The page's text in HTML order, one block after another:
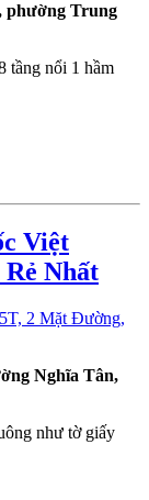
phường Trung
tầng nổi 1 hầm
Việt
Nhất
Nghĩa Tân,
như tờ giấy